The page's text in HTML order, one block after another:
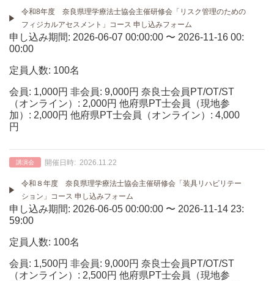
令和8年度 奈良県理学療法士協会主催研修会「リスク管理のための
フィジカルアセスメント」コース 申し込みフォーム
申し込み期間: 2026-06-07 00:00:00 〜 2026-11-16 00:
00:00
定員人数: 100名
会員: 1,000円 非会員: 9,000円 奈良士会員PT/OT/ST
（オンライン）: 2,000円 他府県PT士会員（現地参
加）: 2,000円 他府県PT士会員（オンライン）: 4,000
円
講演会 開催日時: 2026.11.22
令和８年度 奈良県理学療法士協会主催研修会「装具リハビリテー
ション」コース 申し込みフォーム
申し込み期間: 2026-06-05 00:00:00 〜 2026-11-14 23:
59:00
定員人数: 100名
会員: 1,500円 非会員: 9,000円 奈良士会員PT/OT/ST
（オンライン）: 2,500円 他府県PT士会員（現地参